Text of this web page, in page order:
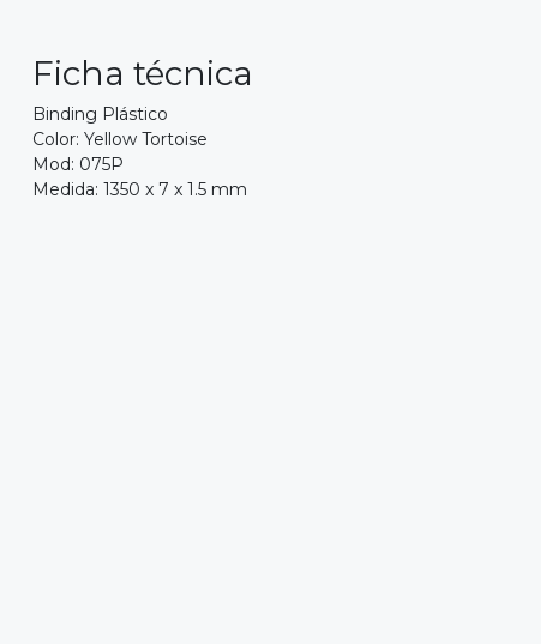
Ficha técnica
Binding Plástico
Color: Yellow Tortoise
Mod: 075P
Medida: 1350 x 7 x 1.5 mm